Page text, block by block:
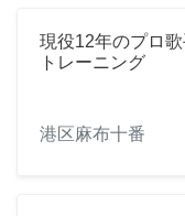
現役12年のプロ
トレーニング
港区麻布十番